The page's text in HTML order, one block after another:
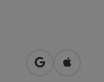
Openen in